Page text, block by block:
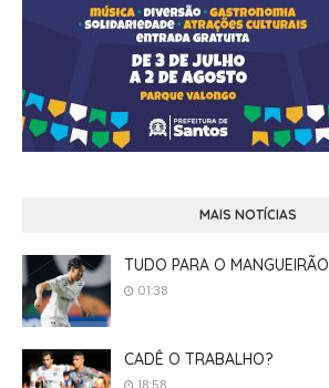
MAIS NOTÍCIAS
TUDO PARA O MANGUEIRÃO
01:38
CADÊ O TRABALHO?